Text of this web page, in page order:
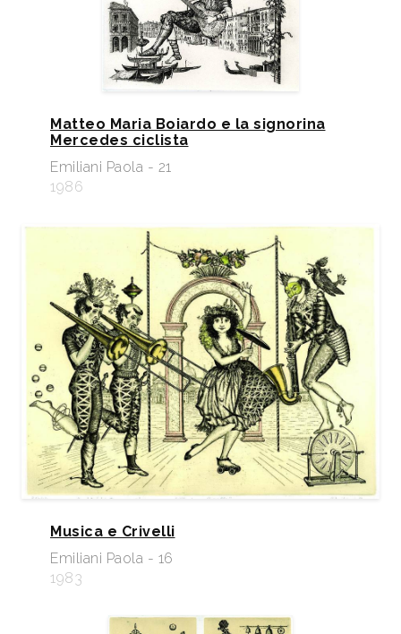
Matteo Maria Boiardo e la signorina
Mercedes ciclista
Emiliani Paola - 21
1986
Musica e Crivelli
Emiliani Paola - 16
1983